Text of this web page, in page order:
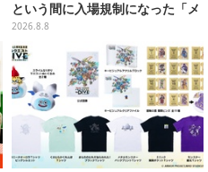
という間に入場規制になった「メ
ェメェ村の大冒険」をレポート
【写真28枚】
2026.8.8